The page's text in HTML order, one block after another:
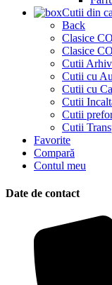
Cutii din
Back
Clasice
Clasice
Cutii
Cutii cu
Cutii cu
Cutii
Cutii
Cutii
Favorite
Compară
Contul meu
Date de contact